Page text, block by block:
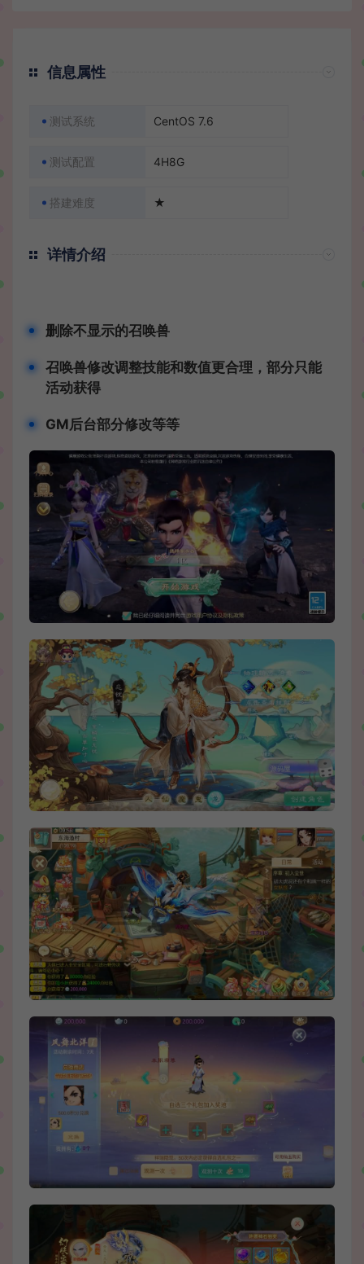
信息属性
测试系统 CentOS 7.6
测试配置 4H8G
搭建难度 ★
详情介绍
删除不显示的召唤兽
召唤兽修改调整技能和数值更合理，部分只能
活动获得
GM后台部分修改等等